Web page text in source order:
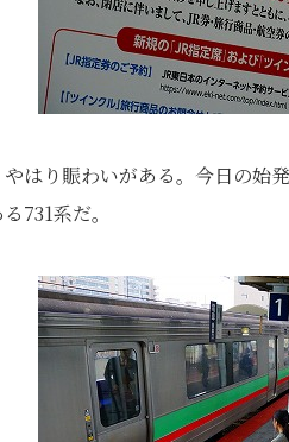
はり賑わいがある。今日の始
731系だ。